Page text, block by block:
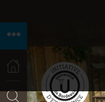
ACCUEIL